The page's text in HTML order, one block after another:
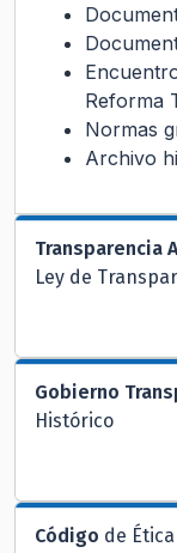
Reforma
Normas
Archivo
Transparencia
Ley de
Gobierno
Histórico
Código de Ética